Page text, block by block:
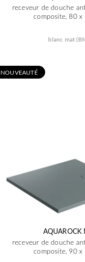
receveur de douche
composite, 80 x
blanc mat
NOUVEAUTÉ
AQUAROCK
receveur de douche
composite, 90 x